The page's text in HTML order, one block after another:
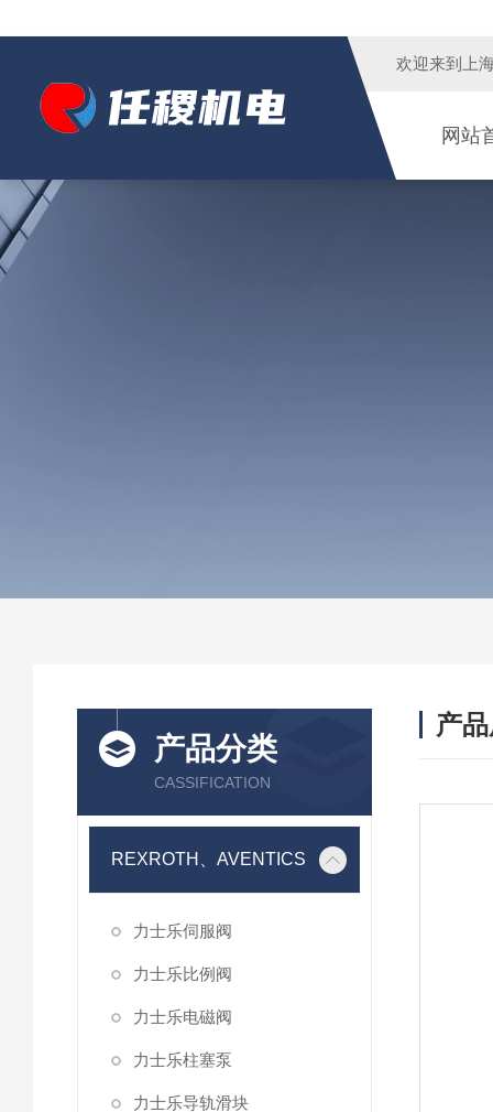
欢迎来到 上
网站
产品分类
CASSIFICATION
REXROTH、AVENTICS
力士乐伺服阀
力士乐比例阀
力士乐电磁阀
力士乐柱塞泵
力士乐导轨滑块
产